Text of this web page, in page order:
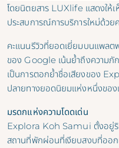
โดยนิตยสาร LUXlife แสดงให้เ
ประสบการณ์การบริการใหม่ด้วย
คะแนนรีวิวที่ยอดเยี่ยมบนแพลต
ของ Google เน้นย้ำถึงความ
เป็นการตอกย้ำชื่อเสียงของ
ปลายทางยอดนิยมแห่งหนึ่งของ
มรดกแห่งความโดดเด่น
Explora Koh Samui ตั้งอยู่ริ
สถานที่พักผ่อนที่เงียบสงบที่ออก